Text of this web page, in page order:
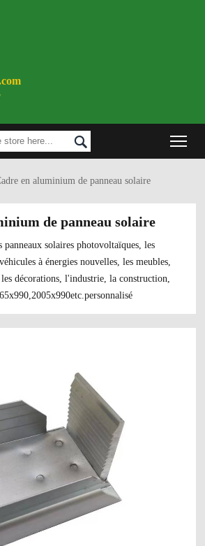

en aluminium de panneau solaire
de panneau solaire
solaires photovoltaïques, les
à énergies nouvelles, les meubles,
décorations, l'industrie, la construction,